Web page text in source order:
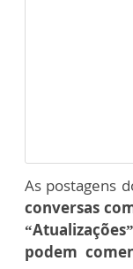
As postagens
conversas
“Atualizações”
podem